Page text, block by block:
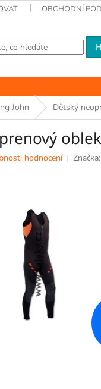
OBCHODNÍ
John Dětský
oblek
hodnocení Značka: